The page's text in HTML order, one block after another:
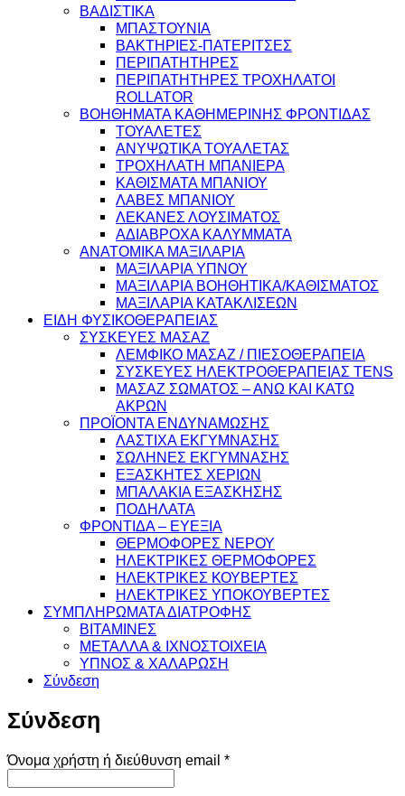
ΒΑΔΙΣΤΙΚΑ
ΜΠΑΣΤΟΥΝΙΑ
ΒΑΚΤΗΡΙΕΣ-ΠΑΤΕΡΙΤΣΕΣ
ΠΕΡΙΠΑΤΗΤΗΡΕΣ
ΠΕΡΙΠΑΤΗΤΗΡΕΣ ΤΡΟΧΗΛΑΤΟΙ
ROLLATOR
ΒΟΗΘΗΜΑΤΑ ΚΑΘΗΜΕΡΙΝΗΣ ΦΡΟΝΤΙΔΑΣ
ΤΟΥΑΛΕΤΕΣ
ΑΝΥΨΩΤΙΚΑ ΤΟΥΑΛΕΤΑΣ
ΤΡΟΧΗΛΑΤΗ ΜΠΑΝΙΕΡΑ
ΚΑΘΙΣΜΑΤΑ ΜΠΑΝΙΟΥ
ΛΑΒΕΣ ΜΠΑΝΙΟΥ
ΛΕΚΑΝΕΣ ΛΟΥΣΙΜΑΤΟΣ
ΑΔΙΑΒΡΟΧΑ ΚΑΛΥΜΜΑΤΑ
ΑΝΑΤΟΜΙΚΑ ΜΑΞΙΛΑΡΙΑ
ΜΑΞΙΛΑΡΙΑ ΥΠΝΟΥ
ΜΑΞΙΛΑΡΙΑ ΒΟΗΘΗΤΙΚΑ/ΚΑΘΙΣΜΑΤΟΣ
ΜΑΞΙΛΑΡΙΑ ΚΑΤΑΚΛΙΣΕΩΝ
ΕΙΔΗ ΦΥΣΙΚΟΘΕΡΑΠΕΙΑΣ
ΣΥΣΚΕΥΕΣ ΜΑΣΑΖ
ΛΕΜΦΙΚΟ ΜΑΣΑΖ / ΠΙΕΣΟΘΕΡΑΠΕΙΑ
ΣΥΣΚΕΥΕΣ ΗΛΕΚΤΡΟΘΕΡΑΠΕΙΑΣ TENS
ΜΑΣΑΖ ΣΩΜΑΤΟΣ – ΑΝΩ ΚΑΙ ΚΑΤΩ
ΑΚΡΩΝ
ΠΡΟΪΟΝΤΑ ΕΝΔΥΝΑΜΩΣΗΣ
ΛΑΣΤΙΧΑ ΕΚΓΥΜΝΑΣΗΣ
ΣΩΛΗΝΕΣ ΕΚΓΥΜΝΑΣΗΣ
ΕΞΑΣΚΗΤΕΣ ΧΕΡΙΩΝ
ΜΠΑΛΑΚΙΑ ΕΞΑΣΚΗΣΗΣ
ΠΟΔΗΛΑΤΑ
ΦΡΟΝΤΙΔΑ – ΕΥΕΞΙΑ
ΘΕΡΜΟΦΟΡΕΣ ΝΕΡΟΥ
ΗΛΕΚΤΡΙΚΕΣ ΘΕΡΜΟΦΟΡΕΣ
ΗΛΕΚΤΡΙΚΕΣ ΚΟΥΒΕΡΤΕΣ
ΗΛΕΚΤΡΙΚΕΣ ΥΠΟΚΟΥΒΕΡΤΕΣ
ΣΥΜΠΛΗΡΩΜΑΤΑ ΔΙΑΤΡΟΦΗΣ
ΒΙΤΑΜΙΝΕΣ
ΜΕΤΑΛΛΑ & ΙΧΝΟΣΤΟΙΧΕΙΑ
ΥΠΝΟΣ & ΧΑΛΑΡΩΣΗ
Σύνδεση
Σύνδεση
Όνομα χρήστη ή διεύθυνση email *Απαιτείται